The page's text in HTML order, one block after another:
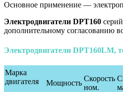
Основное применение —
Электродвигатели DPT160
дополнительному согласованию
Электродвигатели DPT160LM,
Марка
двигателя
Мощность
Скорость
ном.